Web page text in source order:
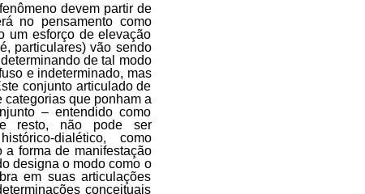
devem partir de
no pensamento como
um esforço de elevação
particulares) vão sendo
de tal modo
e indeterminado, mas
conjunto articulado de
que ponham a
– entendido como
resto, não pode ser
dialético, como
forma de manifestação
designa o modo como o
em suas articulações
conceituais